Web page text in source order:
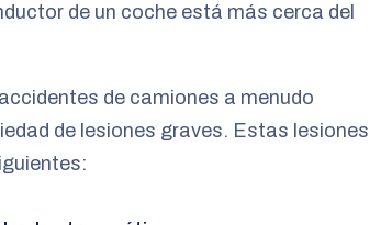
de un coche está más cerca del
de camiones a menudo
de lesiones graves. Estas lesiones